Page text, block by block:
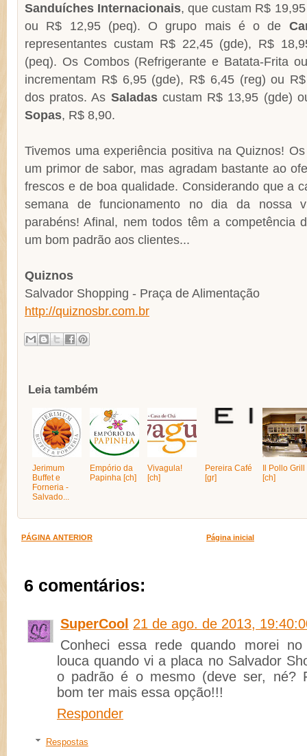
Sanduíches Internacionais, que custam R$
ou R$ 12,95 (peq). O grupo mais é o de
representantes custam R$ 22,45 (gde), R$
(peq). Os Combos (Refrigerante e Batata-Frita
incrementam R$ 6,95 (gde), R$ 6,45 (reg) ou
dos pratos. As Saladascustam R$ 13,95 (gde)
Sopas, R$ 8,90.
Tivemos uma experiência positiva na Quiznos!
um primor de sabor, mas agradam bastante ao
frescos e de boa qualidade. Considerando que a
semana de funcionamento no dia da nossa
parabéns! Afinal, nem todos têm a competência
um bom padrão aos clientes...
Quiznos
Salvador Shopping - Praça de Alimentação
http://quiznosbr.com.br
Leia também
Jerimum
Buffet e
Forneria -
Salvado...
Empório da
Papinha [ch]
Vivagula!
[ch]
Pereira Café
[gr]
Il Pollo Grill
[ch]
PÁGINA ANTERIOR Página inicial
6 comentários:
SuperCool 21 de ago. de 2013,
Conheci essa rede quando morei
louca quando vi a placa no Salvador
o padrão é o mesmo (deve ser, né?
bom ter mais essa opção!!!
Responder
Respostas